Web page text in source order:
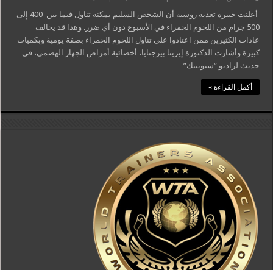
أعلنت خبيرة تغذية روسية أن الشخص السليم يمكنه تناول فيما بين 400 إلى
500 جرام من اللحوم الحمراء في الأسبوع دون أي ضرر. وهذا قد يخالف
عادات الكثيرين ممن اعتادوا على تناول اللحوم الحمراء بصفة يومية وبكميات
كبيرة وأشارت الدكتورة إيرينا بيرجنايا، أخصائية أمراض الجهاز الهضمي، في
حديث لراديو “سبوتنيك” …
أكمل القراءة »